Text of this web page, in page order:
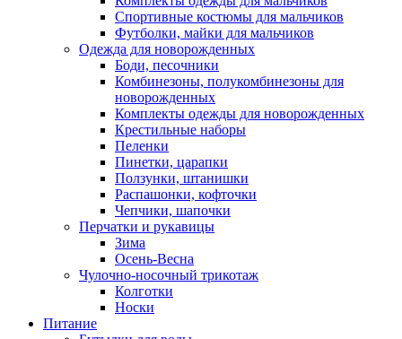
Спортивные костюмы для мальчиков
Футболки, майки для мальчиков
Одежда для новорожденных
Боди, песочники
Комбинезоны, полукомбинезоны для
новорожденных
Комплекты одежды для новорожденных
Крестильные наборы
Пеленки
Пинетки, царапки
Ползунки, штанишки
Распашонки, кофточки
Чепчики, шапочки
Перчатки и рукавицы
Зима
Осень-Весна
Чулочно-носочный трикотаж
Колготки
Носки
Питание